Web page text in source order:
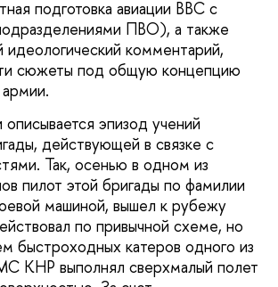
подготовка авиации ВВС с
ПВО), а также
идеологический комментарий,
сюжеты под общую концепцию
эпизод учений
действующей в связке с
Так, осенью в одном из
пилот этой бригады по фамилии
машиной, вышел к рубежу
по привычной схеме, но
быстроходных катеров одного из
КНР выполнял сверхмалый полет